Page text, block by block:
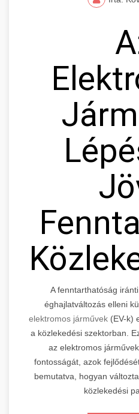
A fenntarthatóság
éghajlatváltozás elleni
elektromos járművek (EV-k)
a közlekedési szektorban.
az elektromos
fontosságát, azok
bemutatva, hogyan
közlekedési